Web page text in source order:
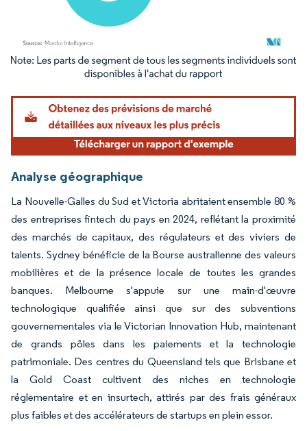
Image © Mordor Intelligence. La réutilisation nécessite une attribution sous CC BY
Analyse géographique
La Nouvelle-Galles du Sud et Victoria abritaient ensemble 80 %
des entreprises fintech du pays en 2024, reflétant la proximité
des marchés de capitaux, des régulateurs et des viviers de
talents. Sydney bénéficie de la Bourse australienne des valeurs
mobilières et de la présence locale de toutes les grandes
banques. Melbourne s'appuie sur une main-d'œuvre
technologique qualifiée ainsi que sur des subventions
gouvernementales via le Victorian Innovation Hub, maintenant
de grands pôles dans les paiements et la technologie
patrimoniale. Des centres du Queensland tels que Brisbane et
la Gold Coast cultivent des niches en technologie
réglementaire et en insurtech, attirés par des frais généraux
plus faibles et des accélérateurs de startups en plein essor.